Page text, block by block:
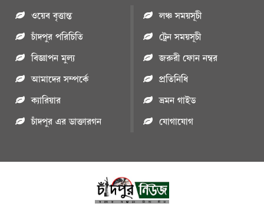
ওয়েব বৃত্তান্ত
চাঁদপুর পরিচিতি
বিজ্ঞাপন মুল্য
আমাদের সম্পর্কে
ক্যারিয়ার
চাঁদপুর এর ডাক্তারগন
লঞ্চ সময়সূচী
ট্রেন সময়সূচী
জরুরী ফোন নম্বর
প্রতিনিধি
ভ্রমন গাইড
যোগাযোগ